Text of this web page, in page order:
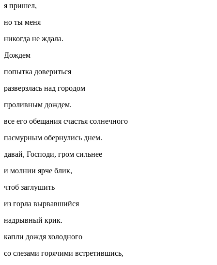
я пришел,
но ты меня
никогда не ждала.
Дождем
попытка довериться
разверзлась над городом
проливным дождем.
все его обещания счастья солнечного
пасмурным обернулись днем.
давай, Господи, гром сильнее
и молнии ярче блик,
чтоб заглушить
из горла вырвавшийся
надрывный крик.
капли дождя холодного
со слезами горячими встретившись,